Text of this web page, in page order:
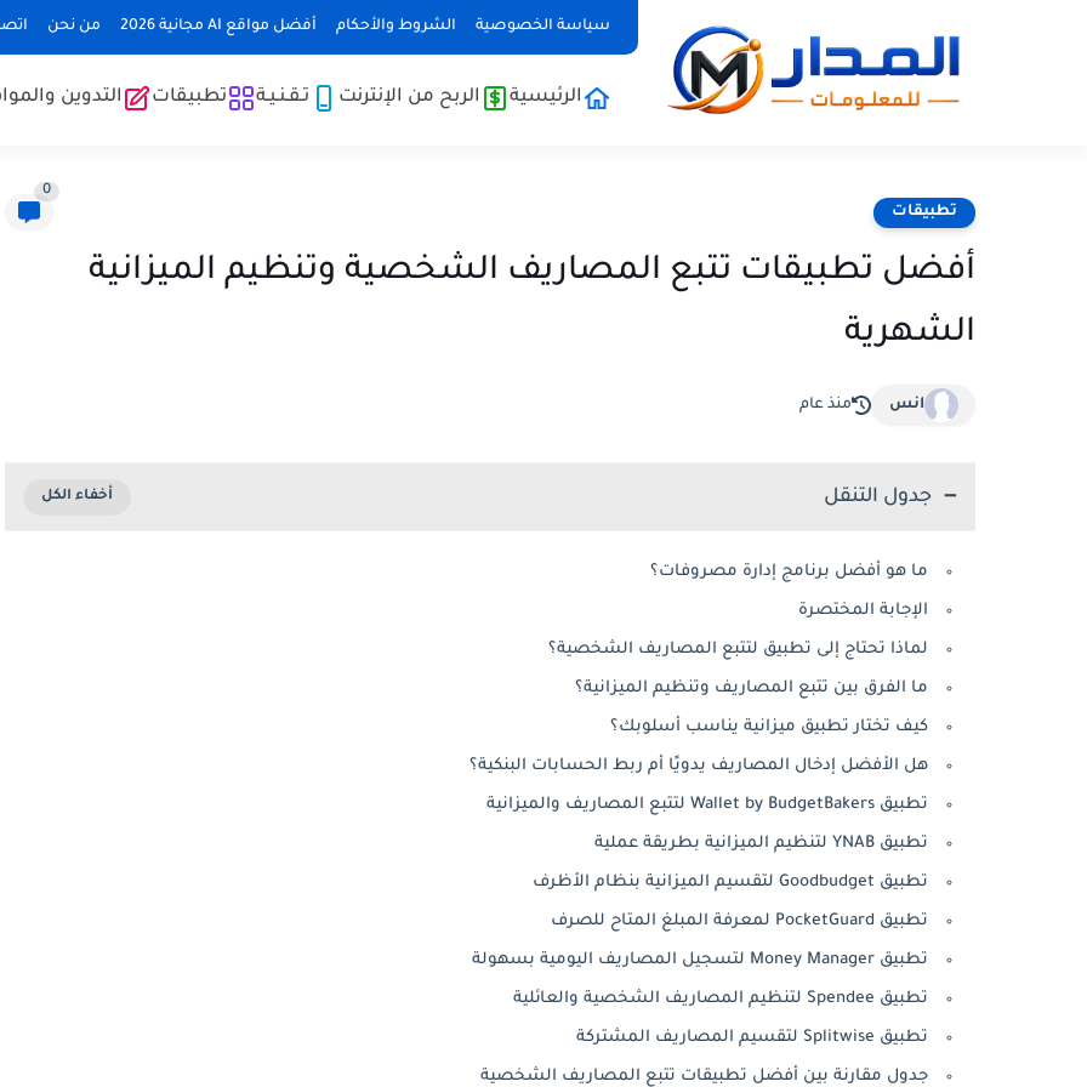
سياسة الخصوصية الشروط والأحكام أفضل مواقع AI مجانية 2026 من نحن
الرئيسية الربح من الإنترنت تـقـنـيـة تطبيقات التدوين
تطبيقات
0
أفضل تطبيقات تتبع المصاريف الشخصية وتنظيم الميزانية
الشهرية
انس منذ عام
جدول التنقل
ما هو أفضل برنامج إدارة مصروفات؟
الإجابة المختصرة
لماذا تحتاج إلى تطبيق لتتبع المصاريف الشخصية؟
ما الفرق بين تتبع المصاريف وتنظيم الميزانية؟
كيف تختار تطبيق ميزانية يناسب أسلوبك؟
هل الأفضل إدخال المصاريف يدويًا أم ربط الحسابات البنكية؟
تطبيق Wallet by BudgetBakers لتتبع المصاريف والميزانية
تطبيق YNAB لتنظيم الميزانية بطريقة عملية
تطبيق Goodbudget لتقسيم الميزانية بنظام الأظرف
تطبيق PocketGuard لمعرفة المبلغ المتاح للصرف
تطبيق Money Manager لتسجيل المصاريف اليومية بسهولة
تطبيق Spendee لتنظيم المصاريف الشخصية والعائلية
تطبيق Splitwise لتقسيم المصاريف المشتركة
جدول مقارنة بين أفضل تطبيقات تتبع المصاريف الشخصية